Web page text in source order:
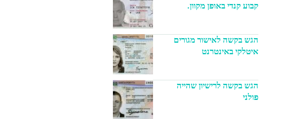
קבוע קנדי באופן מקוון.
הגש בקשה לאישור מגורים
איטלקי באינטרנט
הגש בקשה לרישיון שהייה
פולני